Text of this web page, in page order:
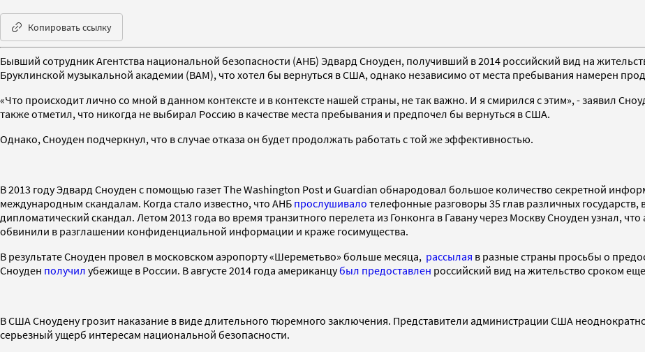
Копировать ссылку
Бывший сотрудник Агентства национальной безопасности (АНБ) Эдвард Сноуден, получивший в 2014 российский вид на
Бруклинской музыкальной академии (ВАМ), что хотел бы вернуться в США, однако независимо от места пребывания намерен
«Что происходит лично со мной в данном контексте и в контексте нашей страны, не так важно. И я смирился с этим», - заявил
также отметил, что никогда не выбирал Россию в качестве места пребывания и предпочел бы вернуться в США.
Однако, Сноуден подчеркнул, что в случае отказа он будет продолжать работать с той же эффективностью.
В 2013 году Эдвард Сноуден с помощью газет The Washington Post и Guardian обнародовал большое количество секретной
международным скандалам. Когда стало известно, что АНБ прослушивало телефонные разговоры 35 глав различных
дипломатический скандал. Летом 2013 года во время транзитного перелета из Гонконга в Гавану через Москву Сноуден узнал,
обвинили в разглашении конфиденциальной информации и краже госимущества.
В результате Сноуден провел в московском аэропорту «Шереметьво» больше месяца, рассылая в разные страны просьбы о
Сноуден получил убежище в России. В августе 2014 года американцубыл предоставлен российский вид на жительство сроком
В США Сноудену грозит наказание в виде длительного тюремного заключения. Представители администрации США
серьезный ущерб интересам национальной безопасности.